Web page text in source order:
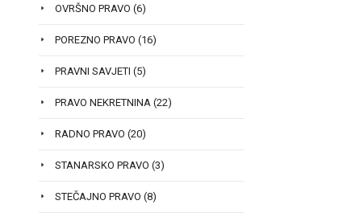
OVRŠNO PRAVO (6)
POREZNO PRAVO (16)
PRAVNI SAVJETI (5)
PRAVO NEKRETNINA (22)
RADNO PRAVO (20)
STANARSKO PRAVO (3)
STEČAJNO PRAVO (8)